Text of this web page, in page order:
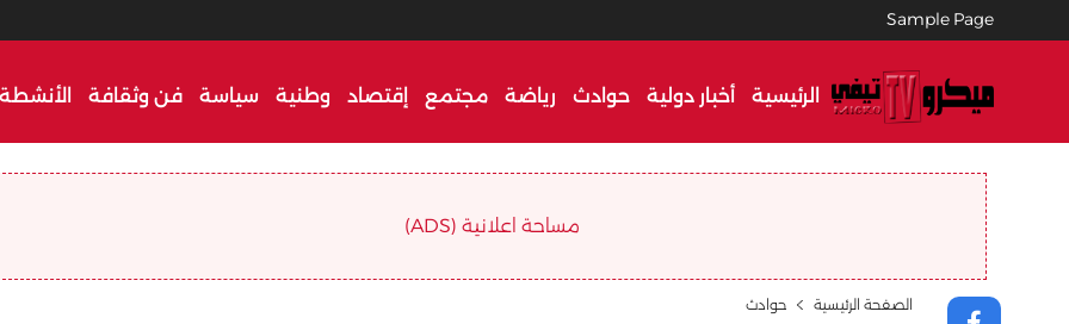
Sample Page
الرئيسية أخبار دولية حوادث رياضة مجتمع إقتصاد وطنية سياسة فن وثقافة
مساحة اعلانية (ADS)
الصفحة الرئيسية حوادث